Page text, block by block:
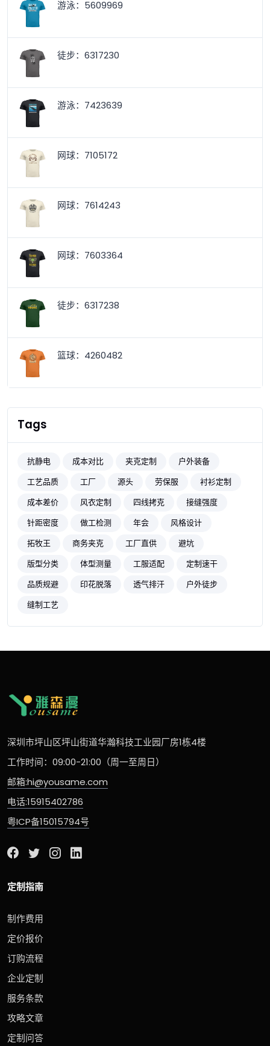
游泳：5609969
徒步：6317230
游泳：7423639
网球：7105172
网球：7614243
网球：7603364
徒步：6317238
篮球：4260482
Tags
抗静电 成本对比 夹克定制
户外装备
工艺品质
工厂 源头 劳保服
衬衫定制
成本差价
风衣定制 四线拷克
接缝强度
针距密度
做工检测 年会
风格设计
拓牧王
商务夹克 工厂直供
避坑
版型分类
体型测量 工服适配
定制速干
品质规避
印花脱落 透气排汗
户外徒步
缝制工艺
深圳市坪山区坪山街道华瀚科技工业园厂房1栋4楼
工作时间：09:00-21:00（周一至周日）
邮箱:hi@yousame.com
电话:15915402786
粤ICP备15015794号
定制指南
制作费用
定价报价
订购流程
企业定制
服务条款
攻略文章
定制问答